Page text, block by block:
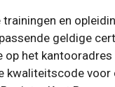
en
geldige
het kantooradres
kwaliteitscode